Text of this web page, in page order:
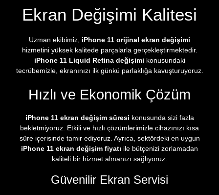
Ekran Değişimi Kalitesi
Uzman ekibimiz, iPhone 11 orijinal ekran değişimi
hizmetini yüksek kalitede parçalarla gerçekleştirmektedir.
iPhone 11 Liquid Retina değişimi konusundaki
tecrübemizle, ekranınızı ilk günkü parlaklığa kavuşturuyoruz.
Hızlı ve Ekonomik Çözüm
iPhone 11 ekran değişim süresi konusunda sizi fazla
bekletmiyoruz. Etkili ve hızlı çözümlerimizle cihazınızı kısa
süre içerisinde tamir ediyoruz. Ayrıca, sektördeki en uygun
iPhone 11 ekran değişim fiyatı ile bütçenizi zorlamadan
kaliteli bir hizmet almanızı sağlıyoruz.
Güvenilir Ekran Servisi